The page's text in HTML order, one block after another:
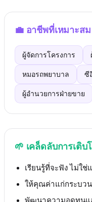
💼 อาชีพที่เหมาะสม
ผู้จัดการโครงการ
หมอรถพยาบาล ซี
ผู้อำนวยการฝ่ายขาย
🌱 เคล็ดลับการเติบ
เรียนรู้ที่จะฟัง ไม่ใช่
ให้คุณค่าแก่กระบว
พัฒนาความอดทนแ